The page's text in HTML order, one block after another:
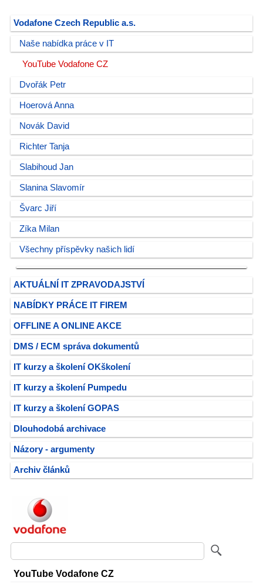
Vodafone Czech Republic a.s.
Naše nabídka práce v IT
YouTube Vodafone CZ
Dvořák Petr
Hoerová Anna
Novák David
Richter Tanja
Slabihoud Jan
Slanina Slavomír
Švarc Jiří
Zíka Milan
Všechny příspěvky našich lidí
AKTUÁLNÍ IT ZPRAVODAJSTVÍ
NABÍDKY PRÁCE IT FIREM
OFFLINE A ONLINE AKCE
DMS / ECM správa dokumentů
IT kurzy a školení OKškolení
IT kurzy a školení Pumpedu
IT kurzy a školení GOPAS
Dlouhodobá archivace
Názory - argumenty
Archiv článků
YouTube Vodafone CZ